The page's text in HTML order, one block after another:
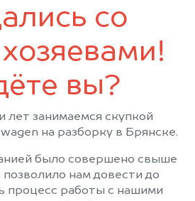
Трубчевск
со
вы?
занимаемся скупкой
на разборку в Брянске.
было совершено свыше
позволило нам довести до
процесс работы с нашими